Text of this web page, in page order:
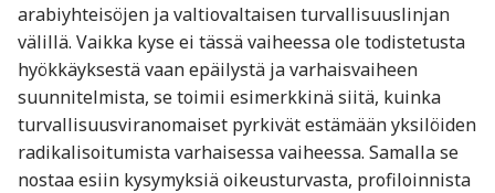
arabiyhteisöjen ja valtiovaltaisen turvallisuuslinjan
välillä. Vaikka kyse ei tässä vaiheessa ole todistetusta
hyökkäyksestä vaan epäilystä ja varhaisvaiheen
suunnitelmista, se toimii esimerkkinä siitä, kuinka
turvallisuusviranomaiset pyrkivät estämään yksilöiden
radikalisoitumista varhaisessa vaiheessa. Samalla se
nostaa esiin kysymyksiä oikeusturvasta, profiloinnista